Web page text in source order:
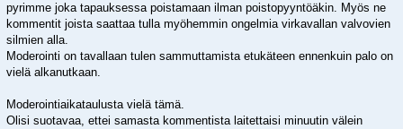
pyrimme joka tapauksessa poistamaan ilman poistopyyntöäkin. Myös ne
kommentit joista saattaa tulla myöhemmin ongelmia virkavallan valvovien
silmien alla.
Moderointi on tavallaan tulen sammuttamista etukäteen ennenkuin palo on
vielä alkanutkaan.
Moderointiaikataulusta vielä tämä.
Olisi suotavaa, ettei samasta kommentista laitettaisi minuutin välein